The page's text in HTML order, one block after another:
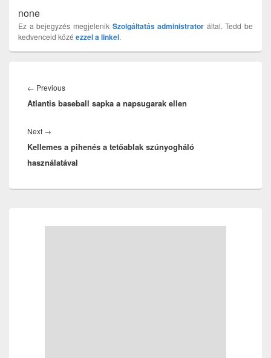
none
Ez a bejegyzés megjelenik Szolgáltatás administrator által. Tedd be
kedvenceid közé ezzel a linkel.
navigáció
← PreviousPrevious
post:
Atlantis baseball sapka a napsugarak ellen
Next →
post:
Kellemes a pihenés a tetőablak szúnyogháló
használatával